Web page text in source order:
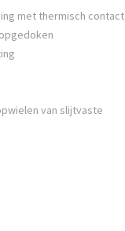
met thermisch contact
van slijtvaste